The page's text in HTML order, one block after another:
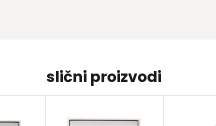
slični proizvodi